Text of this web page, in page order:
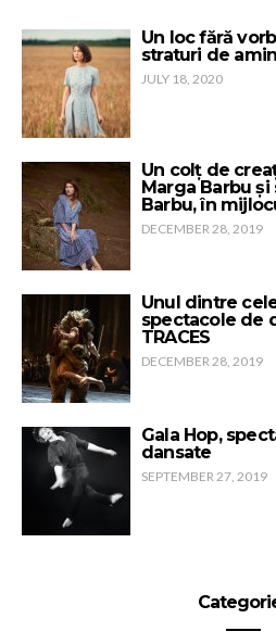
Un loc fără
straturi de
JULY 18, 2020
Un colț de
Marga Barbu
Barbu, în
DECEMBER 28, 2019
Unul dintre
spectacole de
TRACES
DECEMBER 28, 2019
Gala Hop,
dansate
SEPTEMBER 27, 2019